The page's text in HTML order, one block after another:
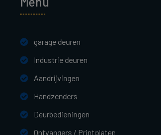
garage deuren
Industrie deuren
Aandrijvingen
Handzenders
Deurbedieningen
Ontvangers / Printplaten